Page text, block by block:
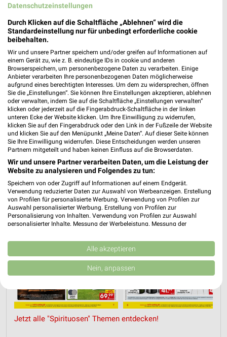
Netto Marken-Discount Prospekt für
Meckenbeuren ab Do. den 30.07.
Online-Angebote August 2026
Gültig von 30. Jul. bis 31. Aug.
📅 Kalendereintrag erstellen
PROSPEKT BLÄTTERN
SPIRITUOSEN GETRÄNKE GRILLEN AKTIONEN, RABATTE &
Jetzt alle "Spirituosen" Themen entdecken!
Datenschutzeinstellungen
Durch Klicken auf die Schaltfläche „Ablehnen“ wird die
Standardeinstellung nur für unbedingt erforderliche cookie
beibehalten.
Wir und unsere Partner speichern und/oder greifen auf Informationen auf
einem Gerät zu, wie z. B. eindeutige IDs in cookie und anderen
Browserspeichern, um personenbezogene Daten zu verarbeiten. Einige
Anbieter verarbeiten Ihre personenbezogenen Daten möglicherweise
aufgrund eines berechtigten Interesses. Um dem zu widersprechen, öffnen
Sie die „Einstellungen“. Sie können Ihre Einstellungen akzeptieren, ablehnen
oder verwalten, indem Sie auf die Schaltfläche „Einstellungen verwalten“
klicken oder jederzeit auf die Fingerabdruck-Schaltfläche in der linken
unteren Ecke der Website klicken. Um Ihre Einwilligung zu widerrufen,
klicken Sie auf den Fingerabdruck oder den Link in der Fußzeile der Website
und klicken Sie auf den Menüpunkt „Meine Daten“. Auf dieser Seite können
Sie Ihre Einwilligung widerrufen. Diese Entscheidungen werden unseren
Partnern mitgeteilt und haben keinen Einfluss auf die Browserdaten.
Wir und unsere Partner verarbeiten Daten, um die Leistung der
Website zu analysieren und Folgendes zu tun:
Speichern von oder Zugriff auf Informationen auf einem Endgerät.
Verwendung reduzierter Daten zur Auswahl von Werbeanzeigen. Erstellung
von Profilen für personalisierte Werbung. Verwendung von Profilen zur
Auswahl personalisierter Werbung. Erstellung von Profilen zur
Personalisierung von Inhalten. Verwendung von Profilen zur Auswahl
personalisierter Inhalte. Messung der Werbeleistung. Messung der
Kombinationen von Daten aus verschiedenen Quellen. Entwicklung und
Verbesserung der Angebote. Verwendung reduzierter Daten zur Auswahl
von Inhalten.
Daten können außerhalb der Europäischen Union weitergegeben und in die
USA gesendet werden.
Website/App.
Partnerliste anzeigen (1 IAB-Anbieter)
Wir nutzen Ihre Daten für folgende Zwecke:
Alle akzeptieren
Nein, anpassen